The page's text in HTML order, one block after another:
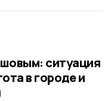
ситуация
в городе и